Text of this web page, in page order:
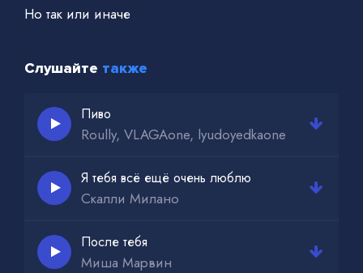
Но так или иначе
Слушайте также
Пиво
Roully, VLAGAone, lyudoyedkaone
Я тебя всё ещё очень люблю
Скалли Милано
После тебя
Миша Марвин